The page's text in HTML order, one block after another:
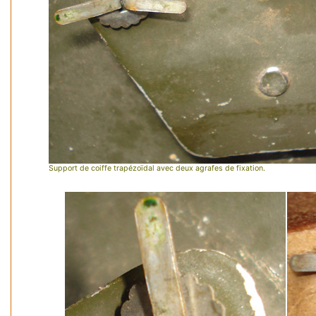
Support de coiffe trapézoïdal avec deux agrafes de fixation.